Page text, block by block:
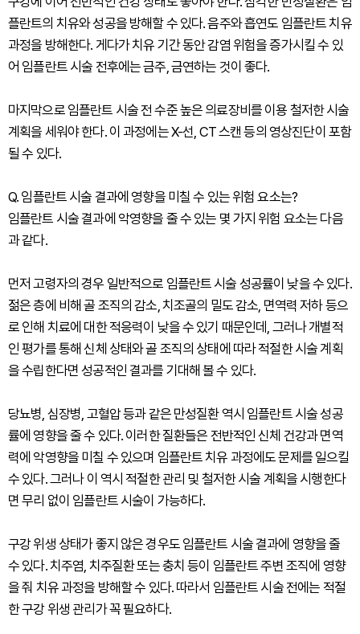
플란트의 치유와 성공을 방해할 수 있다. 음주와 흡연도 임플란트 치유
과정을 방해한다. 게다가 치유 기간 동안 감염 위험을 증가시킬 수 있
어 임플란트 시술 전후에는 금주, 금연하는 것이 좋다.
마지막으로 임플란트 시술 전 수준 높은 의료장비를 이용 철저한 시술
계획을 세워야 한다. 이 과정에는 X-선, CT 스캔 등의 영상진단이 포함
될 수 있다.
Q. 임플란트 시술 결과에 영향을 미칠 수 있는 위험 요소는?
임플란트 시술 결과에 악영향을 줄 수 있는 몇 가지 위험 요소는 다음
과 같다.
먼저 고령자의 경우 일반적으로 임플란트 시술 성공률이 낮을 수 있다.
젊은 층에 비해 골 조직의 감소, 치조골의 밀도 감소, 면역력 저하 등으
로 인해 치료에 대한 적응력이 낮을 수 있기 때문인데, 그러나 개별적
인 평가를 통해 신체 상태와 골 조직의 상태에 따라 적절한 시술 계획
을 수립한다면 성공적인 결과를 기대해 볼 수 있다.
당뇨병, 심장병, 고혈압 등과 같은 만성질환 역시 임플란트 시술 성공
률에 영향을 줄 수 있다. 이러한 질환들은 전반적인 신체 건강과 면역
력에 악영향을 미칠 수 있으며 임플란트 치유 과정에도 문제를 일으킬
수 있다. 그러나 이 역시 적절한 관리 및 철저한 시술 계획을 시행한다
면 무리 없이 임플란트 시술이 가능하다.
구강 위생 상태가 좋지 않은 경우도 임플란트 시술 결과에 영향을 줄
수 있다. 치주염, 치주질환 또는 충치 등이 임플란트 주변 조직에 영향
을 줘 치유 과정을 방해할 수 있다. 따라서 임플란트 시술 전에는 적절
한 구강 위생 관리가 꼭 필요하다.